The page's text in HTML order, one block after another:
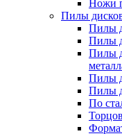
Ножи
Пилы
Пилы
Пилы
Пилы
Пилы
Пилы
По